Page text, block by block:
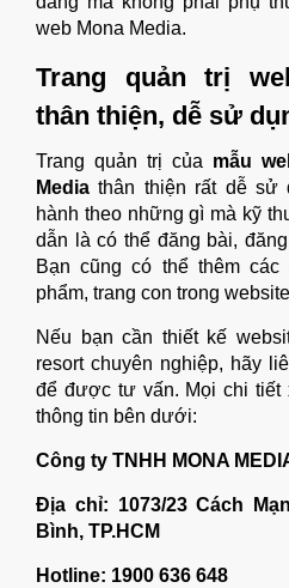
web Mona Media.
Trang quản trị
thân thiện, dễ sử
Trang quản trị của mẫu
Media thân thiện rất dễ sử
hành theo những gì mà kỹ
dẫn là có thể đăng bài,
Bạn cũng có thể thêm
phẩm, trang con trong
Nếu bạn cần thiết kế
resort chuyên nghiệp, hãy
để được tư vấn. Mọi chi tiết
thông tin bên dưới:
Công ty TNHH MONA
Địa chỉ: 1073/23 Cách
Bình, TP.HCM
Hotline: 1900 636 648